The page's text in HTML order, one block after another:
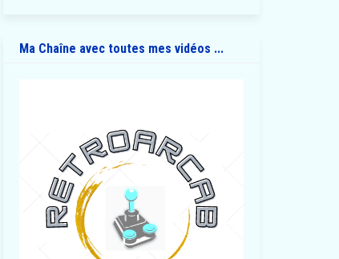
Ma Chaîne avec toutes mes vidéos ...